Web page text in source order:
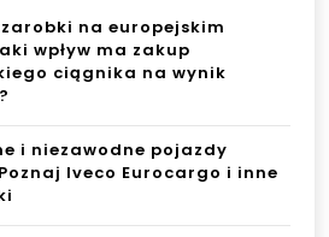
zarobki na europejskim
wpływ ma zakup
ciągnika na wynik
i niezawodne pojazdy
Iveco Eurocargo i inne